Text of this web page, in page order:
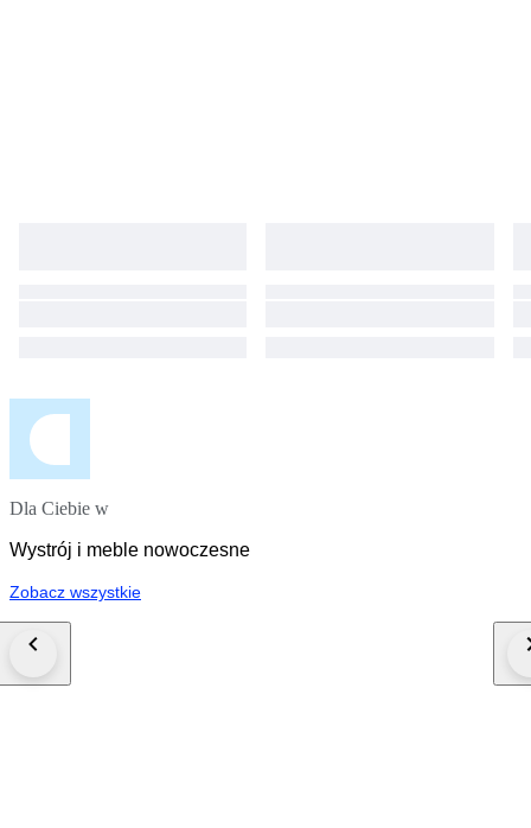
Dla Ciebie w
Wystrój i meble nowoczesne
Zobacz wszystkie